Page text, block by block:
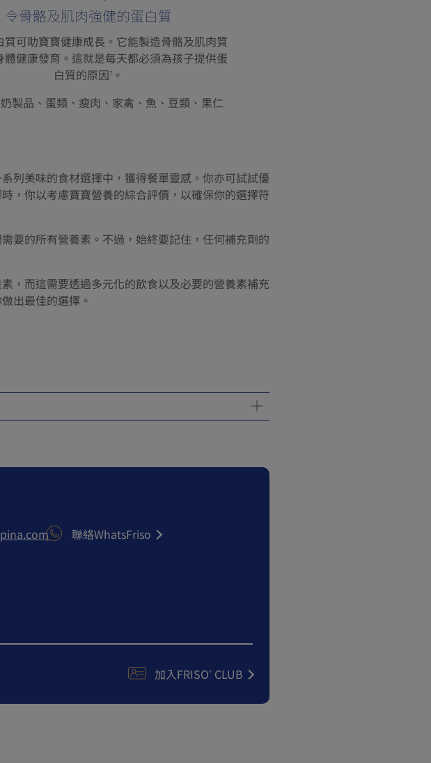
令骨骼及肌肉強健的蛋白質
質可助寶寶健康成長。它能製造骨骼及肌肉質
體健康發育。這就是每天都必須為孩子提供蛋
白質的原因7 。
奶製品、蛋類、瘦肉、家禽、魚、豆類、果仁
列美味的食材選擇中，獲得餐單靈感。你亦可試試優
，你以考慮寶寶營養的綜合評價，以確保你的選擇符
要的所有營養素。不過，始終要記住，任何補充劑的
，而這需要透過多元化的飲食以及必要的營養素補充
出最佳的選擇。
聯絡WhatsFriso
加入FRISO® CLUB